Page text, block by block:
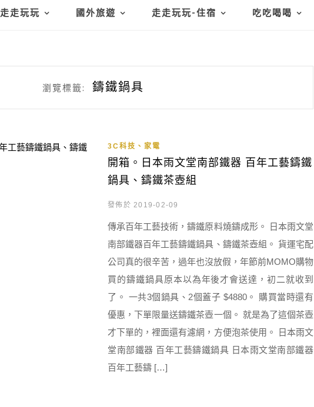
走走玩玩 國外旅遊 走走玩玩-住宿 吃吃喝喝
瀏覽標籤: 鑄鐵鍋具
3C科技、家電
開箱。日本雨文堂南部鐵器 百年工藝鑄鐵
鍋具、鑄鐵茶壺組
發佈於 2019-02-09
傳承百年工藝技術，鑄鐵原料燒鑄成形。 日本雨文堂
南部鐵器百年工藝鑄鐵鍋具、鑄鐵茶壺組。 貨運宅配
公司真的很辛苦，過年也沒放假，年節前MOMO購物
買的鑄鐵鍋具原本以為年後才會送達，初二就收到
了。 一共3個鍋具、2個蓋子 $4880。 購買當時還有
優惠，下單限量送鑄鐵茶壺一個。 就是為了這個茶壺
才下單的，裡面還有濾網，方便泡茶使用。 日本雨文
堂南部鐵器 百年工藝鑄鐵鍋具 日本雨文堂南部鐵器
百年工藝鑄 […]